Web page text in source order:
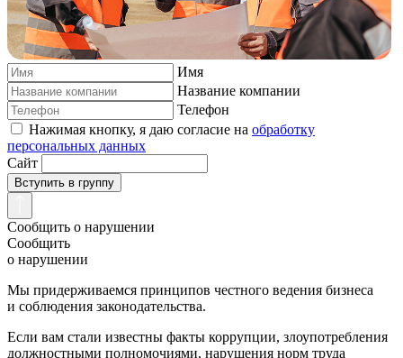
Имя
Название компании
Телефон
Нажимая кнопку, я даю согласие на обработку
персональных данных
Сайт
Вступить в группу
Сообщить о нарушении
Сообщить
о нарушении
Мы придерживаемся принципов честного ведения бизнеса
и соблюдения законодательства.
Если вам стали известны факты коррупции, злоупотребления
должностными полномочиями, нарушения норм труда